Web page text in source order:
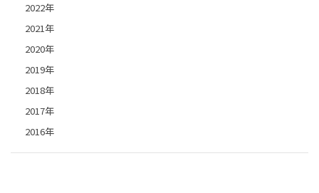
2022年
2021年
2020年
2019年
2018年
2017年
2016年